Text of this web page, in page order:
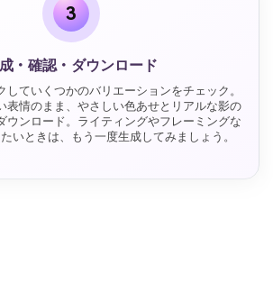
3
・確認・ダウンロード
していくつかのバリエーションをチェック。
表情のまま、やさしい色あせとリアルな影の
ウンロード。ライティングやフレーミングな
いときは、もう一度生成してみましょう。